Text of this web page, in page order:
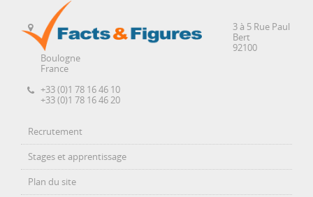
3 à 5 Rue Paul
Bert
92100
Boulogne
France
+33 (0)1 78 16 46 10
+33 (0)1 78 16 46 20
Recrutement
Stages et apprentissage
Plan du site